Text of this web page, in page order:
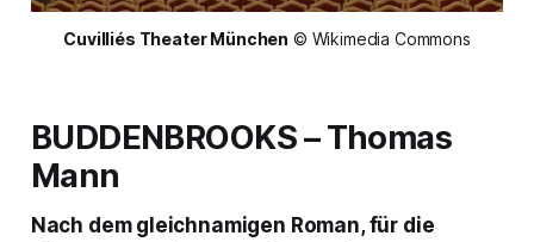
Cuvilliés Theater München © Wikimedia Commons
BUDDENBROOKS– Thomas
Mann
Nach dem gleichnamigen Roman, für die